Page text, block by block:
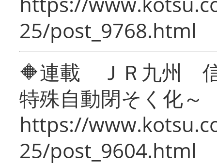
25/post_9768.html
🔶連載 ＪＲ九州 信
特殊自動閉そく化～
https://
25/post_9604.html